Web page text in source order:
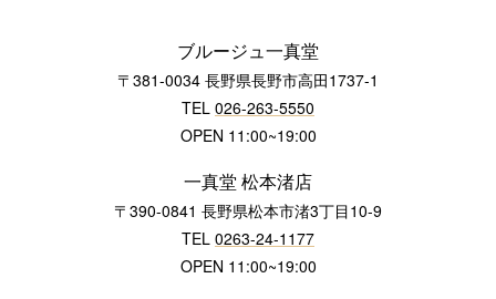
ブルージュ一真堂
〒381-0034 長野県長野市高田1737-1
TEL 026-263-5550
OPEN 11:00~19:00
一真堂 松本渚店
〒390-0841 長野県松本市渚3丁目10-9
TEL 0263-24-1177
OPEN 11:00~19:00